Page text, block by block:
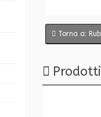
Torna a: